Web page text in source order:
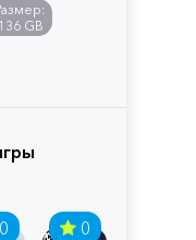
136 GB
0